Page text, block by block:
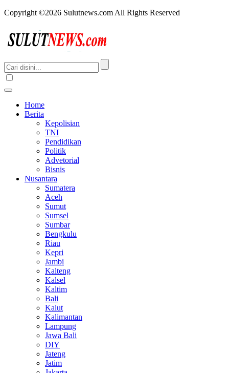
Copyright ©2026 Sulutnews.com All Rights Reserved
Home
Berita
Kepolisian
TNI
Pendidikan
Politik
Advetorial
Bisnis
Nusantara
Sumatera
Aceh
Sumut
Sumsel
Sumbar
Bengkulu
Riau
Kepri
Jambi
Kalteng
Kalsel
Kaltim
Bali
Kalut
Kalimantan
Lampung
Jawa Bali
DIY
Jateng
Jatim